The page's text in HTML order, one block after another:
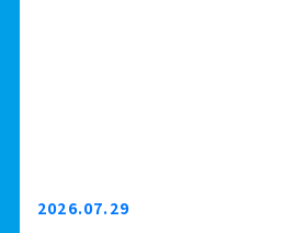
2026.07.29